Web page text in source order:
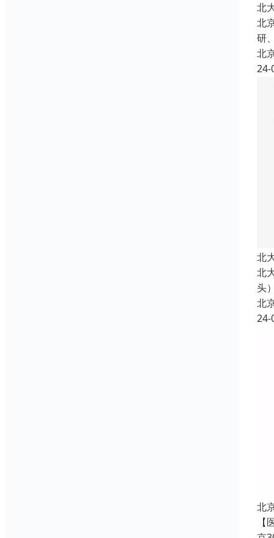
北
北
研
北
24-
北
北
头
北
24-
北